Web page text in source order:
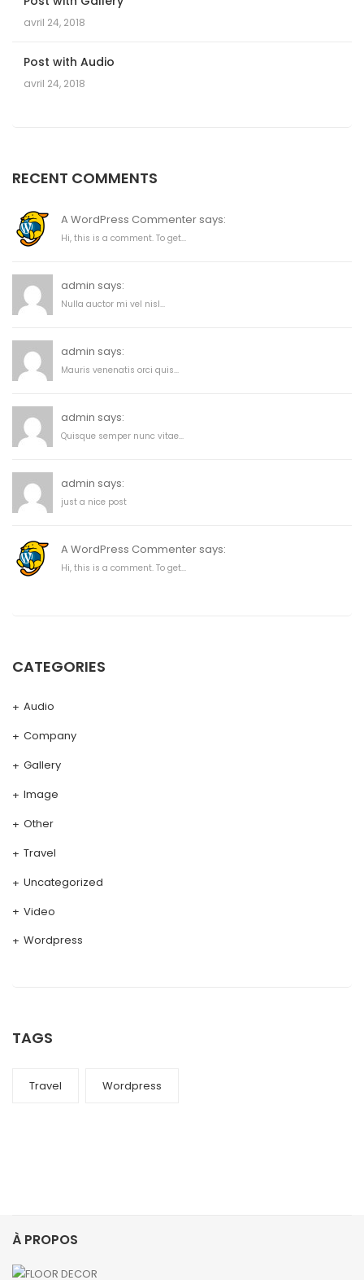
avril 24, 2018
Post with Audio
avril 24, 2018
RECENT COMMENTS
A WordPress Commenter says:
Hi, this is a comment. To get...
admin says:
Nulla auctor mi vel nisl...
admin says:
Mauris venenatis orci quis...
admin says:
Quisque semper nunc vitae...
admin says:
just a nice post
A WordPress Commenter says:
Hi, this is a comment. To get...
CATEGORIES
Audio
Company
Gallery
Image
Other
Travel
Uncategorized
Video
Wordpress
TAGS
Travel Wordpress
À PROPOS